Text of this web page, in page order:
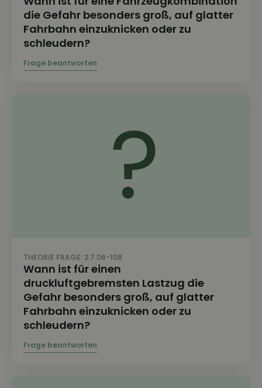
die Gefahr besonders groß, auf glatter
Fahrbahn einzuknicken oder zu
schleudern?
THEORIE FRAGE: 2.7.06-108
Wann ist für einen
druckluftgebremsten Lastzug die
Gefahr besonders groß, auf glatter
Fahrbahn einzuknicken oder zu
schleudern?